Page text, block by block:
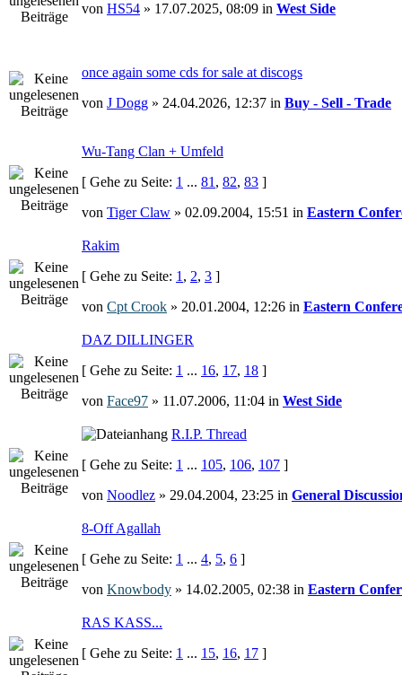
von HS54 » 17.07.2025, 08:09 in West Side
once again some cds for sale at discogs
von J Dogg » 24.04.2026, 12:37 in Buy - Sell - Trade
Wu-Tang Clan + Umfeld
[ Gehe zu Seite: 1 ... 81 , 82, 83 ]
von Tiger Claw » 02.09.2004, 15:51 in Eastern
Rakim
[ Gehe zu Seite: 1 , 2, 3 ]
von Cpt Crook » 20.01.2004, 12:26 in Eastern
DAZ DILLINGER
[ Gehe zu Seite: 1 ... 16, 17, 18 ]
von Face97 » 11.07.2006, 11:04 in West Side
R.I.P. Thread
[ Gehe zu Seite: 1 ... 105, 106, 107 ]
von Noodlez » 29.04.2004, 23:25 in General
8-Off Agallah
[ Gehe zu Seite: 1 ... 4, 5, 6 ]
von Knowbody » 14.02.2005, 02:38 in Eastern
RAS KASS...
[ Gehe zu Seite: 1 ... 15, 16, 17 ]